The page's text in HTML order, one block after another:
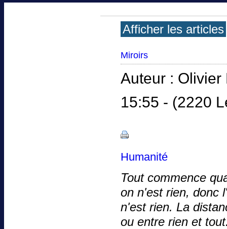
Afficher les articles
Miroirs
Auteur :
15:55 - (2220
Humanité
Tout commence
on n'est rien, donc
n'est rien. La
ou entre rien et